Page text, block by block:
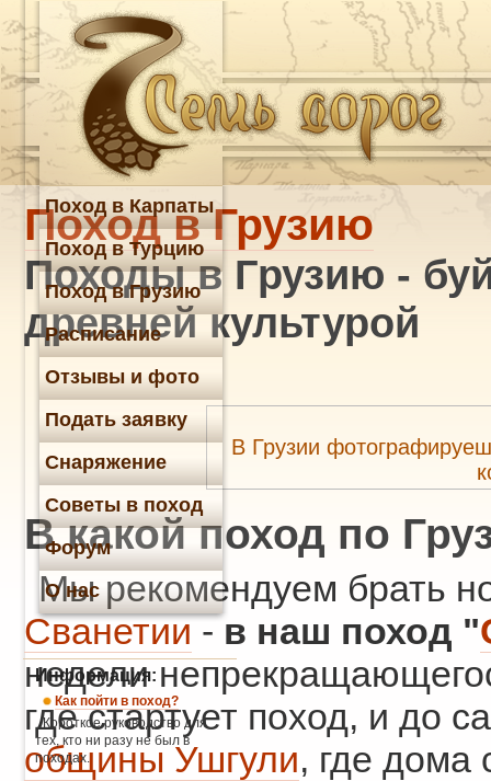
Поход в Грузию
Походы в Грузию -
древней культурой
В Грузии
В какой поход по
Мы рекомендуем брать
Сванетии-в наш поход "
недели
где стартует поход, и до
общины Ушгули, где дома
Поход в Карпаты
Поход в Турцию
Поход в Грузию
Расписание
Отзывы и фото
Подать заявку
Снаряжение
Советы в поход
Форум
О нас
Информация:
Как пойти в поход?
Короткое руководство для
тех, кто ни разу не был в
походах.